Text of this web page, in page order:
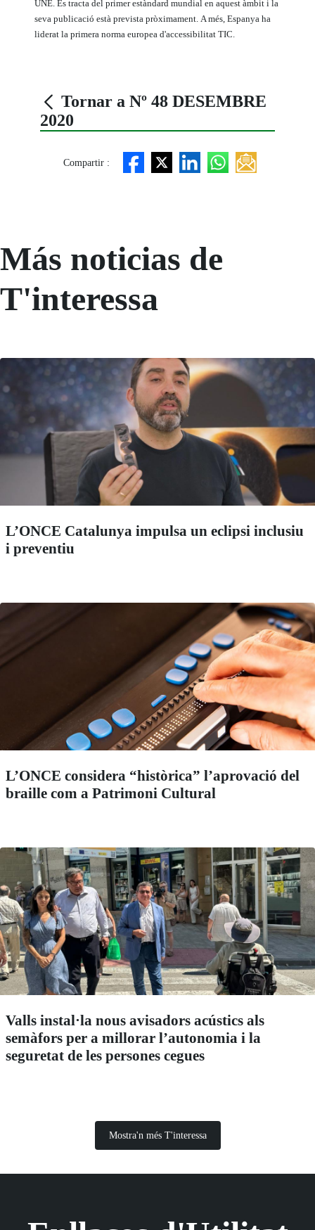
UNE. Es tracta del primer estàndard mundial en aquest àmbit i la
seva publicació està prevista pròximament. A més, Espanya ha
liderat la primera norma europea d'accessibilitat TIC.
Tornar a Nº 48 DESEMBRE
2020
Compartir :
Más noticias de
T'interessa
L’ONCE Catalunya impulsa un eclipsi inclusiu
i preventiu
L’ONCE considera “històrica” l’aprovació del
braille com a Patrimoni Cultural
Valls instal·la nous avisadors acústics als
semàfors per a millorar l’autonomia i la
seguretat de les persones cegues
Mostra'n més T'interessa